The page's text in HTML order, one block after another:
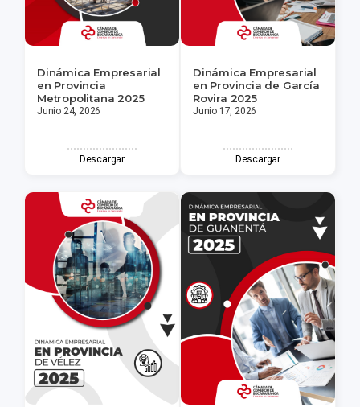
Dinámica Empresarial
en Provincia
Metropolitana 2025
Junio 24, 2026
Descargar
Dinámica Empresarial
en Provincia de García
Rovira 2025
Junio 17, 2026
Descargar